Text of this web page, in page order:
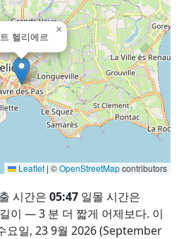
헬리에르
×
Leaflet | ©OpenStreetMapcontributors
시간은 05:47 일몰 시간은
이 — 3 분 더 짧게 어제보다. 이
요일, 23 9월 2026 (September